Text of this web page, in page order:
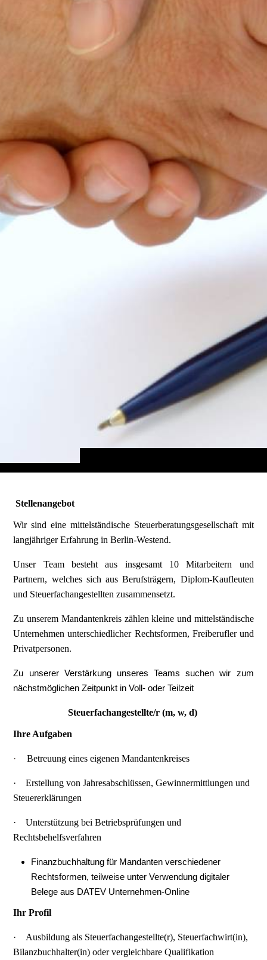
Stellenangebot
Wir sind eine mittelständische Steuerberatungsgesellschaft mit
langjähriger Erfahrung in Berlin-Westend.
Unser Team besteht aus insgesamt 10 Mitarbeitern und
Partnern, welches sich aus Berufsträgern, Diplom-Kaufleuten
und Steuerfachangestellten zusammensetzt.
Zu unserem Mandantenkreis zählen kleine und mittelständische
Unternehmen unterschiedlicher Rechtsformen, Freiberufler und
Privatpersonen.
Zu unserer Verstärkung unseres Teams suchen wir zum
nächstmöglichen Zeitpunkt in Voll- oder Teilzeit
Steuerfachangestellte/r (m, w, d)
Ihre Aufgaben
· Betreuung eines eigenen Mandantenkreises
·
Erstellung von Jahresabschlüssen, Gewinnermittlungen und
Steuererklärungen
·
Unterstützung bei Betriebsprüfungen und
Rechtsbehelfsverfahren
Finanzbuchhaltung für Mandanten verschiedener
Rechtsformen, teilweise unter Verwendung digitaler
Belege aus DATEV Unternehmen-Online
Ihr Profil
·
Ausbildung als Steuerfachangestellte(r), Steuerfachwirt(in),
Bilanzbuchhalter(in) oder vergleichbare Qualifikation